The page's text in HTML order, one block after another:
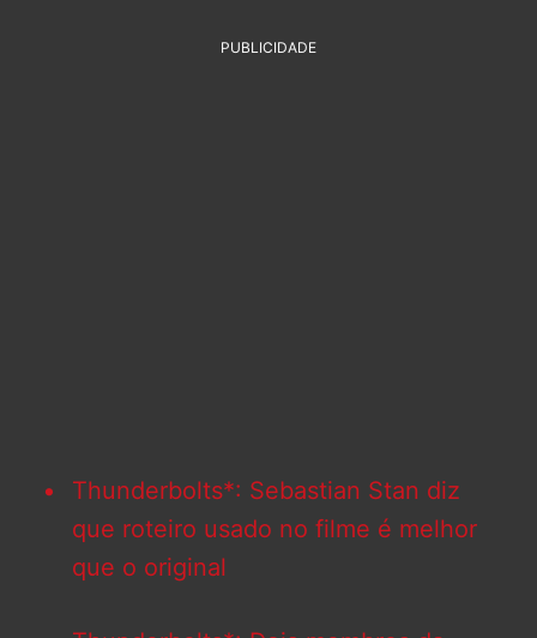
PUBLICIDADE
Thunderbolts*: Sebastian Stan diz
que roteiro usado no filme é melhor
que o original